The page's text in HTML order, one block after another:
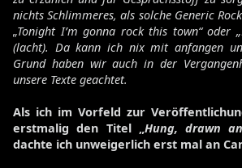
nichts Schlimmeres, als solche Generic
„Tonight I’m gonna rock this town“ oder
(lacht). Da kann ich nix mit anfangen
Grund haben wir auch in der
unsere Texte geachtet.
Als ich im Vorfeld zur
erstmalig den Titel „Hung, drawn
dachte ich unweigerlich erst mal an